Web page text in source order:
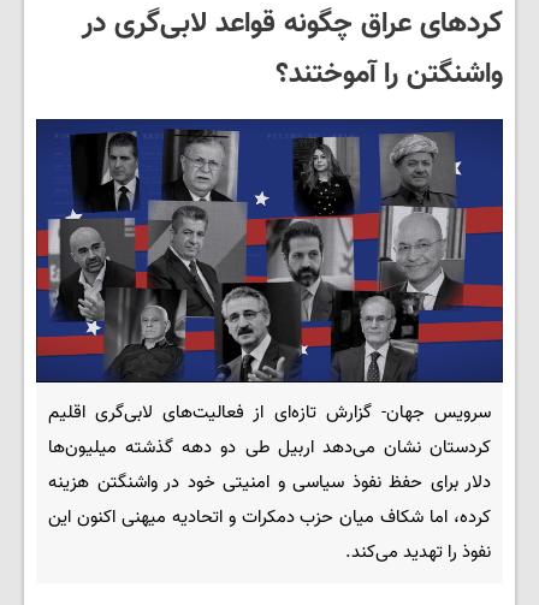
کردهای عراق چگونه قواعد لابی‌گری در
واشنگتن را آموختند؟
سرویس جهان- گزارش تازه‌ای از فعالیت‌های لابی‌گری اقلیم
کردستان نشان می‌دهد اربیل طی دو دهه گذشته میلیون‌ها
دلار برای حفظ نفوذ سیاسی و امنیتی خود در واشنگتن هزینه
کرده، اما شکاف میان حزب دمکرات و اتحادیه میهنی اکنون این
نفوذ را تهدید می‌کند.